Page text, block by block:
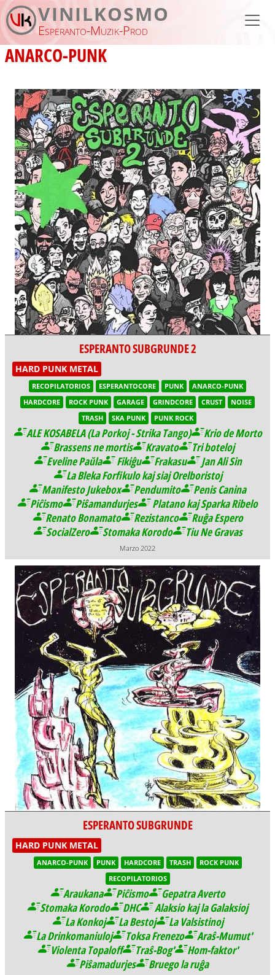
Pasar al contenido principal
VINILKOSMO
Esperanto-Muzik-Prod
ANARCO-PUNK
ESPERANTO SUBGRUNDE 2
HARD PUNK METAL
RECOPILATORIOS ESPERANTOCORE PUNK
ANARCO-PUNK
HARDCORE
ROCK PUNK GARAGE GRINDCORE CRUST
NOISE
TRASH
SKA PUNK PUNK ROCK
ALE KOSABELA (La Porkoj - Strika Tango)
Krio de Morto
Brassens ne mortis
Kravato
Tri boteloj
Eveline Paŭla
Fikiĝu Frakasu
Jan Ali Sin
La Bleka Forfikulo kaj siaj Orelboristoj
Manifesto Jukebox
Pendumito
Penis Canina
Piĉismo
Piŝamandurjes
Platano kaj Sparka Ribelo
Renato Bonamato
Rezistanco
Ruĝa Espero
SocialZero
Stomaka Korodo Tiu Ne Gravas
Marzo 2022
ESPERANTO SUBGRUNDE
HARD PUNK METAL
ANARCO-PUNK PUNK HARDCORE TRASH
ROCK PUNK
RECOPILATORIOS
Araukana Piĉismo
Gepatra Averto
Stomaka Korodo
DHC
Alaksio kaj la Galaksioj
La Konkoj
La Bestoj
La Valsistinoj
La Drinkomaniuloj
Toksa Frenezo
Araŝ-Mumut'
Violenta Topaloff
Traŝ-Bog'
Hom-faktor'
Piŝamadurjes
Bruego la ruĝa